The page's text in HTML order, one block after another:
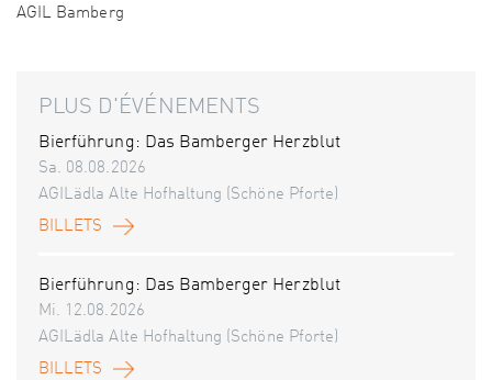
AGIL Bamberg
PLUS D'ÉVÉNEMENTS
Bierführung: Das Bamberger Herzblut
Sa. 08.08.2026
AGILädla Alte Hofhaltung (Schöne Pforte)
BILLETS
Bierführung: Das Bamberger Herzblut
Mi. 12.08.2026
AGILädla Alte Hofhaltung (Schöne Pforte)
BILLETS